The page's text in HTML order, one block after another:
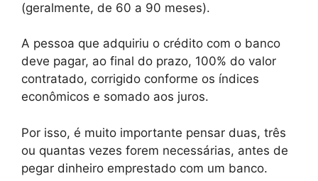
(geralmente, de 60 a 90 meses).
A pessoa que adquiriu o crédito com o banco
deve pagar, ao final do prazo, 100% do valor
contratado, corrigido conforme os índices
econômicos e somado aos juros.
Por isso, é muito importante pensar duas, três
ou quantas vezes forem necessárias, antes de
pegar dinheiro emprestado com um banco.